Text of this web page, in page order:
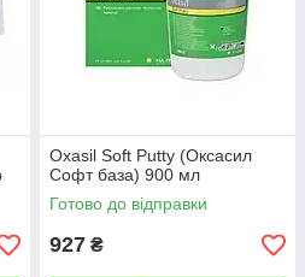
Oxasil Soft Putty (Оксасил
Софт база) 900 мл
Готово до відправки
927 ₴